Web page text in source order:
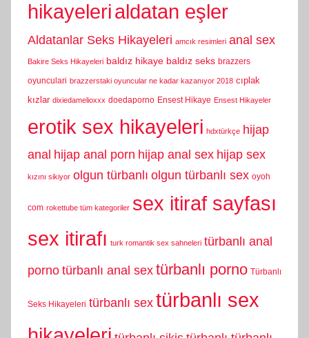
hikayelerialdatan eşler
Aldatanlar Seks Hikayeleri amcık resimleri anal sex
Bakire Seks Hikayeleri baldız hikaye baldız seks brazzers
oyunculari brazzerstaki oyuncular ne kadar kazanıyor 2018 cıplak
kızlar dixiedamelioxxx doedaporno Ensest Hikaye Ensest Hikayeler
erotik sex hikayeleri hdxtürkçe hijap
anal hijap anal porn hijap anal sex hijap sex
kızını sikiyor olgun türbanlı olgun türbanlı sex oyoh
com rokettube tüm kategoriler sex itiraf sayfası
sex itirafı turk romantik sex sahneleri türbanlı anal
porno türbanlı anal sex türbanlı porno Türbanlı
Seks Hikayeleri türbanlı sex türbanlı sex